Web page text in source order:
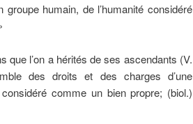
groupe humain, de l’humanité considéré
que l’on a hérités de ses ascendants (V.
des droits et des charges d’une
comme un bien propre; (biol.)